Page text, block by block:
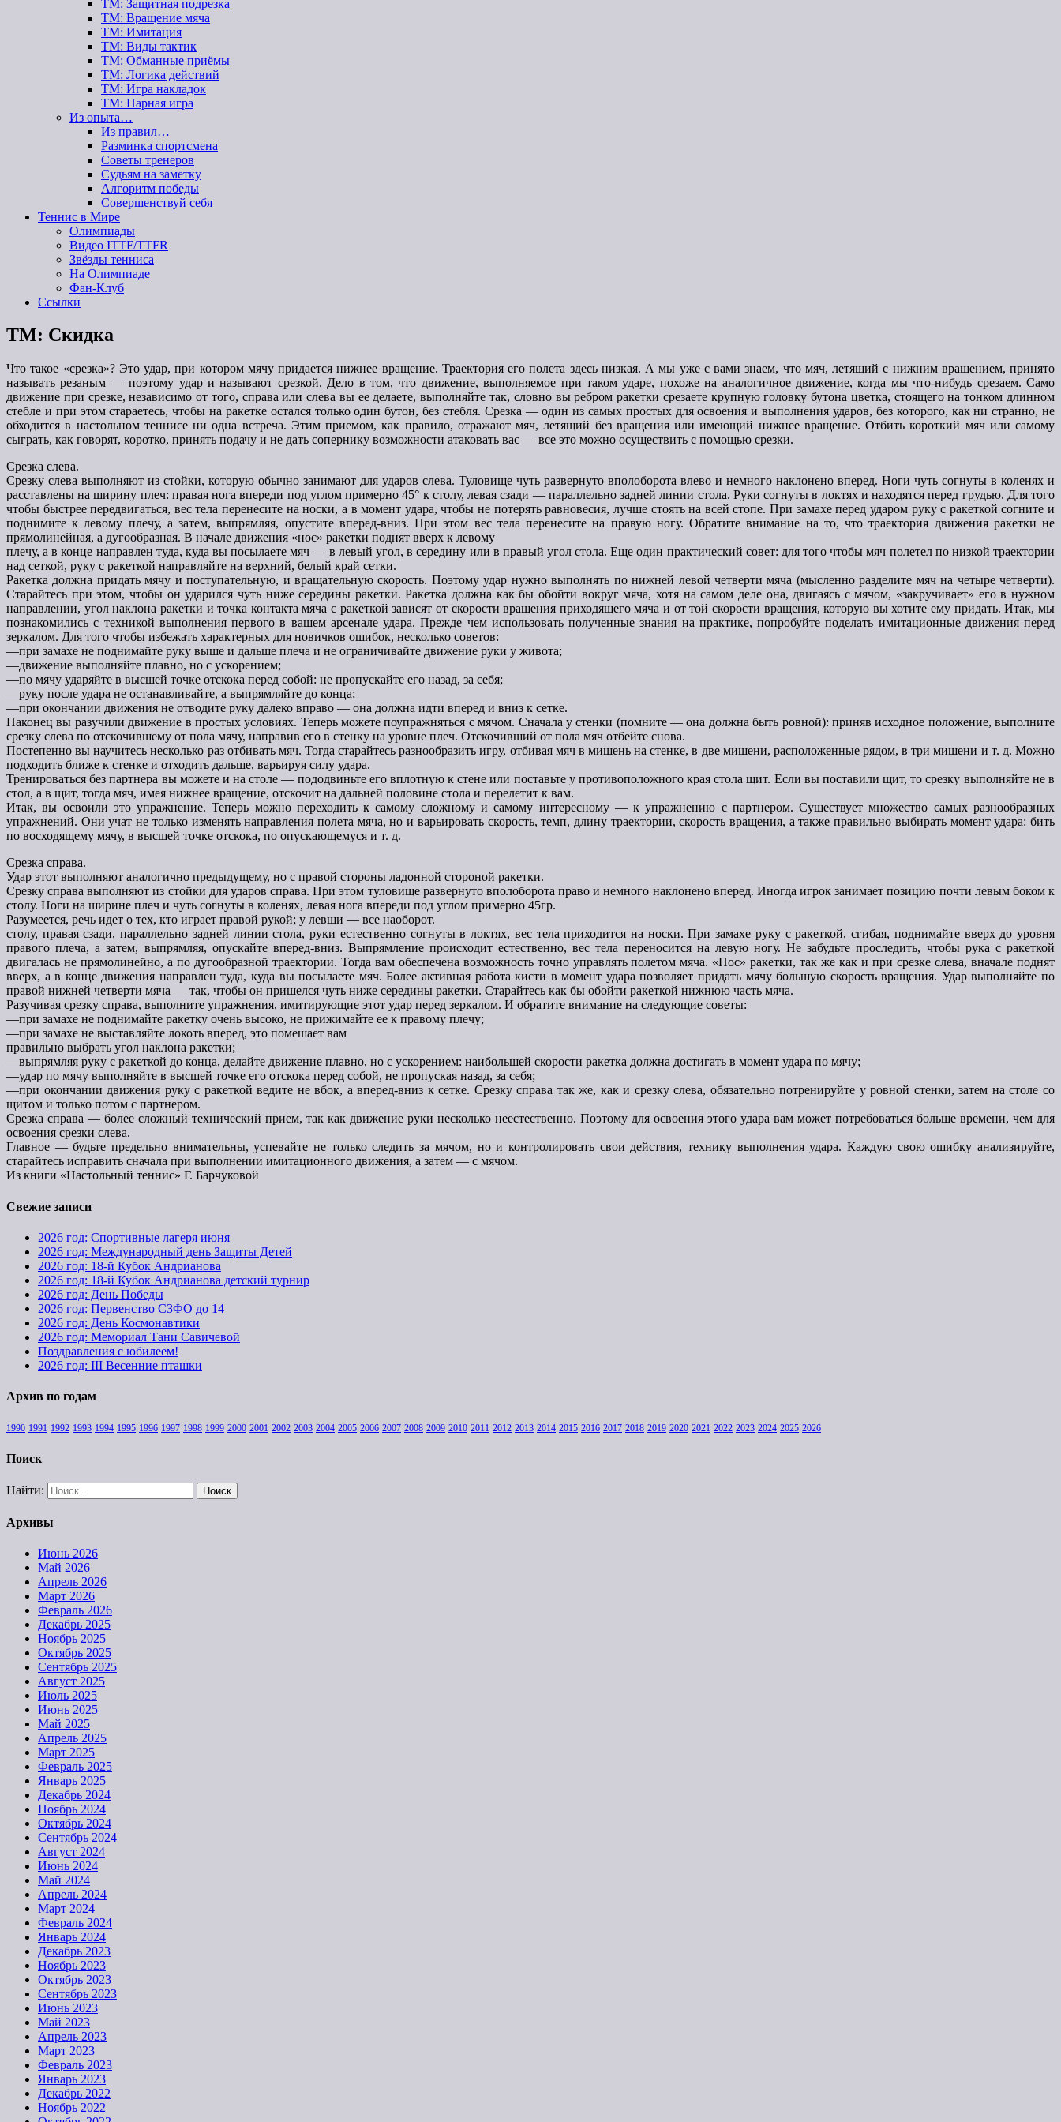
ТМ: Защитная подрезка
ТМ: Вращение мяча
ТМ: Имитация
ТМ: Виды тактик
ТМ: Обманные приёмы
ТМ: Логика действий
ТМ: Игра накладок
ТМ: Парная игра
Из опыта…
Из правил…
Разминка спортсмена
Советы тренеров
Судьям на заметку
Алгоритм победы
Совершенствуй себя
Теннис в Мире
Олимпиады
Видео ITTF/TTFR
Звёзды тенниса
На Олимпиаде
Фан-Клуб
Ссылки
ТМ: Скидка
Что такое «срезка»? Это удар, при котором мячу придается нижнее вращение. Траектория его полета здесь низкая. А мы уже с вами знаем, что мяч, летящий с нижним вращением, принято
называть резаным — поэтому удар и называют срезкой. Дело в том, что движение, выполняемое при таком ударе, похоже на аналогичное движение, когда мы что-нибудь срезаем. Само
движение при срезке, независимо от того, справа или слева вы ее делаете, выполняйте так, словно вы ребром ракетки срезаете крупную головку бутона цветка, стоящего на тонком длинном
стебле и при этом стараетесь, чтобы на ракетке остался только один бутон, без стебля. Срезка — один из самых простых для освоения и выполнения ударов, без которого, как ни странно, не
обходится в настольном теннисе ни одна встреча. Этим приемом, как правило, отражают мяч, летящий без вращения или имеющий нижнее вращение. Отбить короткий мяч или самому
сыграть, как говорят, коротко, принять подачу и не дать сопернику возможности атаковать вас — все это можно осуществить с помощью срезки.
Срезка слева.
Срезку слева выполняют из стойки, которую обычно занимают для ударов слева. Туловище чуть развернуто вполоборота влево и немного наклонено вперед. Ноги чуть согнуты в коленях и
расставлены на ширину плеч: правая нога впереди под углом примерно 45° к столу, левая сзади — параллельно задней линии стола. Руки согнуты в локтях и находятся перед грудью. Для того
чтобы быстрее передвигаться, вес тела перенесите на носки, а в момент удара, чтобы не потерять равновесия, лучше стоять на всей стопе. При замахе перед ударом руку с ракеткой согните и
поднимите к левому плечу, а затем, выпрямляя, опустите вперед-вниз. При этом вес тела перенесите на правую ногу. Обратите внимание на то, что траектория движения ракетки не
прямолинейная, а дугообразная. В начале движения «нос» ракетки поднят вверх к левому
плечу, а в конце направлен туда, куда вы посылаете мяч — в левый угол, в середину или в правый угол стола. Еще один практический совет: для того чтобы мяч полетел по низкой траектории
над сеткой, руку с ракеткой направляйте на верхний, белый край сетки.
Ракетка должна придать мячу и поступательную, и вращательную скорость. Поэтому удар нужно выполнять по нижней левой четверти мяча (мысленно разделите мяч на четыре четверти).
Старайтесь при этом, чтобы он ударился чуть ниже середины ракетки. Ракетка должна как бы обойти вокруг мяча, хотя на самом деле она, двигаясь с мячом, «закручивает» его в нужном
направлении, угол наклона ракетки и точка контакта мяча с ракеткой зависят от скорости вращения приходящего мяча и от той скорости вращения, которую вы хотите ему придать. Итак, мы
познакомились с техникой выполнения первого в вашем арсенале удара. Прежде чем использовать полученные знания на практике, попробуйте поделать имитационные движения перед
зеркалом. Для того чтобы избежать характерных для новичков ошибок, несколько советов:
—при замахе не поднимайте руку выше и дальше плеча и не ограничивайте движение руки у живота;
—движение выполняйте плавно, но с ускорением;
—по мячу ударяйте в высшей точке отскока перед собой: не пропускайте его назад, за себя;
—руку после удара не останавливайте, а выпрямляйте до конца;
—при окончании движения не отводите руку далеко вправо — она должна идти вперед и вниз к сетке.
Наконец вы разучили движение в простых условиях. Теперь можете поупражняться с мячом. Сначала у стенки (помните — она должна быть ровной): приняв исходное положение, выполните
срезку слева по отскочившему от пола мячу, направив его в стенку на уровне плеч. Отскочивший от пола мяч отбейте снова.
Постепенно вы научитесь несколько раз отбивать мяч. Тогда старайтесь разнообразить игру, отбивая мяч в мишень на стенке, в две мишени, расположенные рядом, в три мишени и т. д. Можно
подходить ближе к стенке и отходить дальше, варьируя силу удара.
Тренироваться без партнера вы можете и на столе — пододвиньте его вплотную к стене или поставьте у противоположного края стола щит. Если вы поставили щит, то срезку выполняйте не в
стол, а в щит, тогда мяч, имея нижнее вращение, отскочит на дальней половине стола и перелетит к вам.
Итак, вы освоили это упражнение. Теперь можно переходить к самому сложному и самому интересному — к упражнению с партнером. Существует множество самых разнообразных
упражнений. Они учат не только изменять направления полета мяча, но и варьировать скорость, темп, длину траектории, скорость вращения, а также правильно выбирать момент удара: бить
по восходящему мячу, в высшей точке отскока, по опускающемуся и т. д.
Срезка справа.
Удар этот выполняют аналогично предыдущему, но с правой стороны ладонной стороной ракетки.
Срезку справа выполняют из стойки для ударов справа. При этом туловище развернуто вполоборота право и немного наклонено вперед. Иногда игрок занимает позицию почти левым боком к
столу. Ноги на ширине плеч и чуть согнуты в коленях, левая нога впереди под углом примерно 45гр.
Разумеется, речь идет о тех, кто играет правой рукой; у левши — все наоборот.
столу, правая сзади, параллельно задней линии стола, руки естественно согнуты в локтях, вес тела приходится на носки. При замахе руку с ракеткой, сгибая, поднимайте вверх до уровня
правого плеча, а затем, выпрямляя, опускайте вперед-вниз. Выпрямление происходит естественно, вес тела переносится на левую ногу. Не забудьте проследить, чтобы рука с ракеткой
двигалась не прямолинейно, а по дугообразной траектории. Тогда вам обеспечена возможность точно управлять полетом мяча. «Нос» ракетки, так же как и при срезке слева, вначале поднят
вверх, а в конце движения направлен туда, куда вы посылаете мяч. Более активная работа кисти в момент удара позволяет придать мячу большую скорость вращения. Удар выполняйте по
правой нижней четверти мяча — так, чтобы он пришелся чуть ниже середины ракетки. Старайтесь как бы обойти ракеткой нижнюю часть мяча.
Разучивая срезку справа, выполните упражнения, имитирующие этот удар перед зеркалом. И обратите внимание на следующие советы:
—при замахе не поднимайте ракетку очень высоко, не прижимайте ее к правому плечу;
—при замахе не выставляйте локоть вперед, это помешает вам
правильно выбрать угол наклона ракетки;
—выпрямляя руку с ракеткой до конца, делайте движение плавно, но с ускорением: наибольшей скорости ракетка должна достигать в момент удара по мячу;
—удар по мячу выполняйте в высшей точке его отскока перед собой, не пропуская назад, за себя;
—при окончании движения руку с ракеткой ведите не вбок, а вперед-вниз к сетке. Срезку справа так же, как и срезку слева, обязательно потренируйте у ровной стенки, затем на столе со
щитом и только потом с партнером.
Срезка справа — более сложный технический прием, так как движение руки несколько неестественно. Поэтому для освоения этого удара вам может потребоваться больше времени, чем для
освоения срезки слева.
Главное — будьте предельно внимательны, успевайте не только следить за мячом, но и контролировать свои действия, технику выполнения удара. Каждую свою ошибку анализируйте,
старайтесь исправить сначала при выполнении имитационного движения, а затем — с мячом.
Из книги «Настольный теннис» Г. Барчуковой
Свежие записи
2026 год: Спортивные лагеря июня
2026 год: Международный день Защиты Детей
2026 год: 18-й Кубок Андрианова
2026 год: 18-й Кубок Андрианова детский турнир
2026 год: День Победы
2026 год: Первенство СЗФО до 14
2026 год: День Космонавтики
2026 год: Мемориал Тани Савичевой
Поздравления с юбилеем!
2026 год: III Весенние пташки
Архив по годам
1990 1991 1992 1993 1994 1995 1996 1997 1998 1999 2000 2001 2002 2003 2004 2005 2006 2007 2008 2009 2010 2011 2012 2013 2014 2015 2016 2017 2018 2019 2020 2021 2022 2023 2024 2025 2026
Поиск
Найти:
Архивы
Июнь 2026
Май 2026
Апрель 2026
Март 2026
Февраль 2026
Декабрь 2025
Ноябрь 2025
Октябрь 2025
Сентябрь 2025
Август 2025
Июль 2025
Июнь 2025
Май 2025
Апрель 2025
Март 2025
Февраль 2025
Январь 2025
Декабрь 2024
Ноябрь 2024
Октябрь 2024
Сентябрь 2024
Август 2024
Июнь 2024
Май 2024
Апрель 2024
Март 2024
Февраль 2024
Январь 2024
Декабрь 2023
Ноябрь 2023
Октябрь 2023
Сентябрь 2023
Июнь 2023
Май 2023
Апрель 2023
Март 2023
Февраль 2023
Январь 2023
Декабрь 2022
Ноябрь 2022